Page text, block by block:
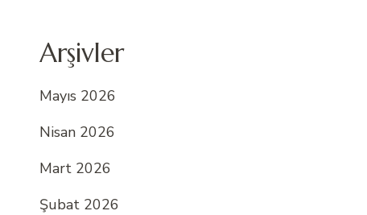
Arşivler
Mayıs 2026
Nisan 2026
Mart 2026
Şubat 2026